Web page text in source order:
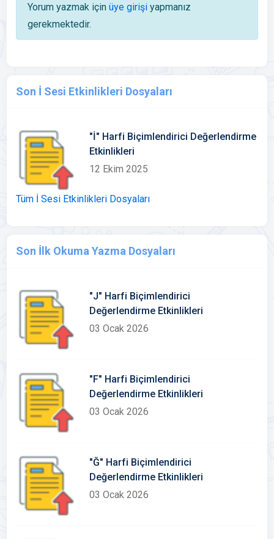
Yorum yazmak için üye girişiyapmanız
gerekmektedir.
Son İ Sesi Etkinlikleri Dosyaları
"İ" Harfi Biçimlendirici Değerlendirme
Etkinlikleri
12 Ekim 2025
Tüm İ Sesi Etkinlikleri Dosyaları
Son İlk Okuma Yazma Dosyaları
"J" Harfi Biçimlendirici
Değerlendirme Etkinlikleri
03 Ocak 2026
"F" Harfi Biçimlendirici
Değerlendirme Etkinlikleri
03 Ocak 2026
"Ğ" Harfi Biçimlendirici
Değerlendirme Etkinlikleri
03 Ocak 2026